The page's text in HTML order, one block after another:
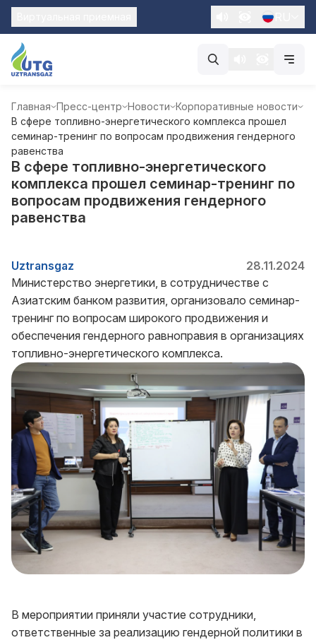
Главная Пресс-центр Новости Корпоративные новости
В сфере топливно-энергетического комплекса прошел
семинар-тренинг по вопросам продвижения гендерного
равенства
В сфере топливно-энергетического
комплекса прошел семинар-тренинг по
вопросам продвижения гендерного
равенства
Uztransgaz
28.11.2024
Министерство энергетики, в сотрудничестве с
Азиатским банком развития, организовало семинар-
тренинг по вопросам широкого продвижения и
обеспечения гендерного равноправия в организациях
топливно-энергетического комплекса.
В мероприятии приняли участие сотрудники,
ответственные за реализацию гендерной политики в